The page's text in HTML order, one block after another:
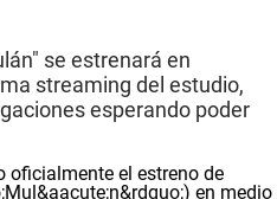
se estrenará en
streaming del estudio,
esperando poder